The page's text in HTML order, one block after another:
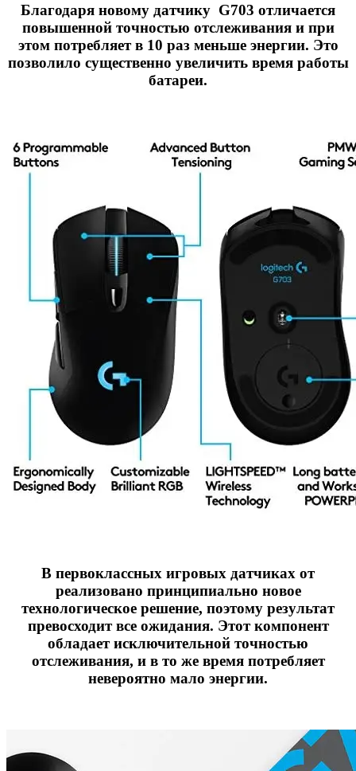
Благодаря новому датчику G703 отличается
повышенной точностью отслеживания и при
этом потребляет в 10 раз меньше энергии. Это
позволило существенно увеличить время работы
батареи.
В первоклассных игровых датчиках от
реализовано принципиально новое
технологическое решение, поэтому результат
превосходит все ожидания. Этот компонент
обладает исключительной точностью
отслеживания, и в то же время потребляет
невероятно мало энергии.